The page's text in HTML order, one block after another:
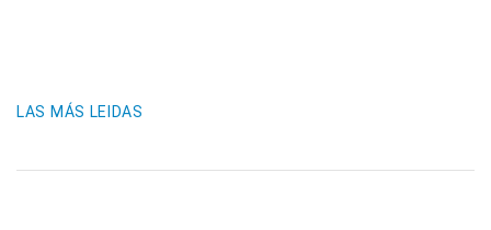
LAS MÁS LEIDAS